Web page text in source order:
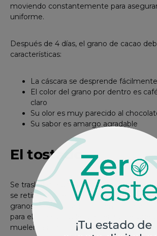
moviendo constantemente para
uniforme.
Después de 4 días, el grano de cacao
características:
La cáscara se desprende fácilmente
El color del grano por dentro es
claro
Su olor es muy parecido al
Su sabor es amargo agradable
El tostado
Se trasladan a una fábrica para continuar
se retira la corteza, dejando solo la parte
granos descortezados tienen un
para eliminar posibles bacterias.
muelen hasta obtener la pasta de